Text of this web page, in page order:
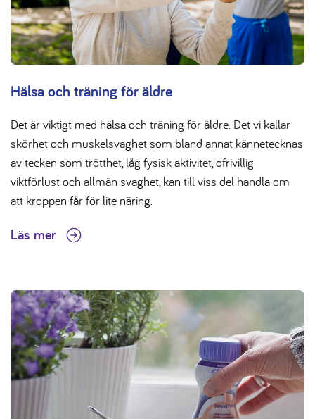
Hälsa och träning för äldre
Det är viktigt med hälsa och träning för äldre. Det vi kallar
skörhet och muskelsvaghet som bland annat kännetecknas
av tecken som trötthet, låg fysisk aktivitet, ofrivillig
viktförlust och allmän svaghet, kan till viss del handla om
att kroppen får för lite näring.
Läs mer